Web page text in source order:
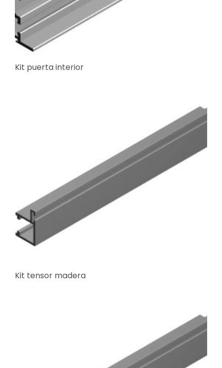
Kit puerta interior
Kit tensor madera